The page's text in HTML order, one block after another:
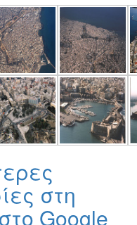
στη
Google